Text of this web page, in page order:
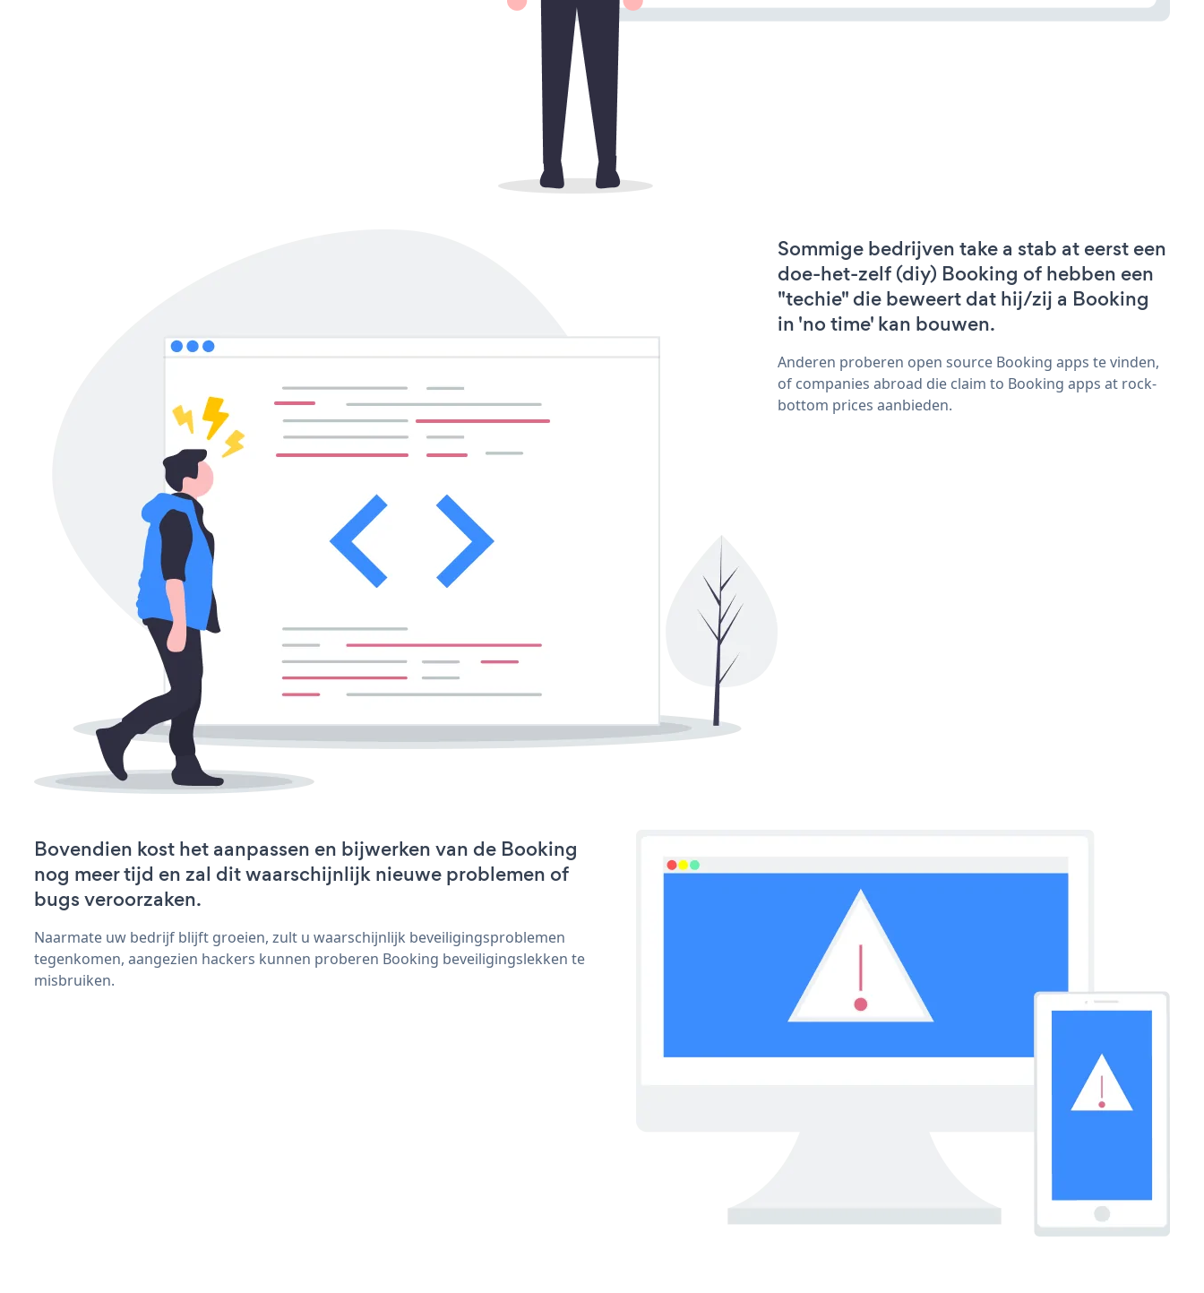
Sommige bedrijven take a stab at eerst een
doe-het-zelf (diy) Booking of hebben een
"techie" die beweert dat hij/zij a Booking
in 'no time' kan bouwen.
Anderen proberen open source Booking apps te vinden,
of companies abroad die claim to Booking apps at rock-
bottom prices aanbieden.
Bovendien kost het aanpassen en bijwerken van de Booking
nog meer tijd en zal dit waarschijnlijk nieuwe problemen of
bugs veroorzaken.
Naarmate uw bedrijf blijft groeien, zult u waarschijnlijk beveiligingsproblemen
tegenkomen, aangezien hackers kunnen proberen Booking beveiligingslekken te
misbruiken.